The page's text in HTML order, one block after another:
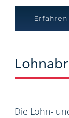
Die Lohn-